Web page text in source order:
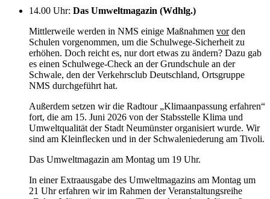
14.00 Uhr: Das Umweltmagazin (Wdhlg.)
Mittlerweile werden in NMS einige Maßnahmen vorden
Schulen vorgenommen, um die Schulwege-Sicherheit zu
erhöhen. Doch reicht es, nur dort etwas zu ändern? Dazu gab
es einen Schulwege-Check an der Grundschule an der
Schwale, den der Verkehrsclub Deutschland, Ortsgruppe
NMS durchgeführt hat.
Außerdem setzen wir die Radtour „Klimaanpassung erfahren“
fort, die am 15. Juni 2026 von der Stabsstelle Klima und
Umweltqualität der Stadt Neumünster organisiert wurde. Wir
sind am Kleinflecken und in der Schwaleniederung am Tivoli.
Das Umweltmagazin am Montag um 19 Uhr.
In einer Extraausgabe des Umweltmagazins am Montag um
21 Uhr erfahren wir im Rahmen der Veranstaltungsreihe